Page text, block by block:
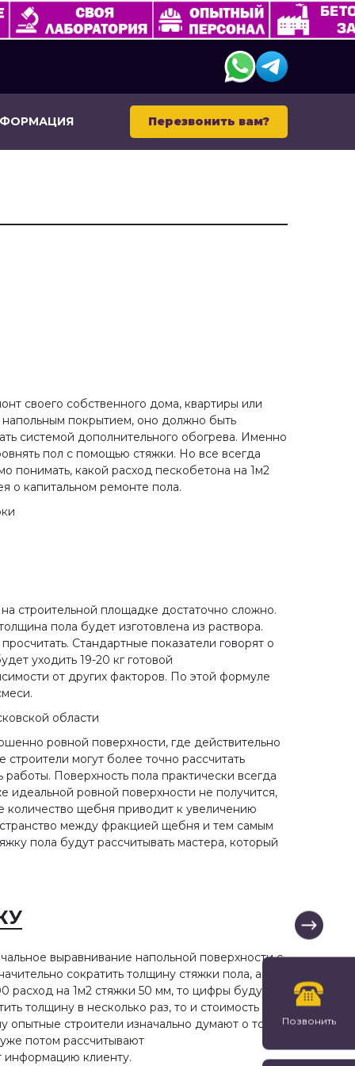
Перезвонить вам?
своего собственного дома, квартиры или
покрытием, оно должно быть
системой дополнительного обогрева. Именно
пол с помощью стяжки. Но все всегда
понимать, какой расход пескобетона на 1м2
о капитальном ремонте пола.
строительной площадке достаточно сложно.
пола будет изготовлена из раствора.
Стандартные показатели говорят о
уходить 19-20 кг готовой
от других факторов. По этой формуле
области
ровной поверхности, где действительно
могут более точно рассчитать
Поверхность пола практически всегда
идеальной ровной поверхности не получится,
количество щебня приводит к увеличению
между фракцией щебня и тем самым
пола будут рассчитывать мастера, который
выравнивание напольной поверхности с
сократить толщину стяжки пола, а
расход на 1м2 стяжки 50 мм, то цифры будут
толщину в несколько раз, то и стоимость
строители изначально думают о том,
потом рассчитывают
информацию клиенту.
Позвонить